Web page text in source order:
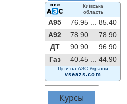
Київська
область
A95 76.95 ...
85.40
A92
78.90 ...
78.90
ДТ
90.90 ...
96.90
Газ
40.45 ... 44.90
Ціни на АЗС України
vseazs.com
Курсы